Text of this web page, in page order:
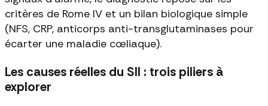
critères de Rome IV et un bilan biologique simple
(NFS, CRP, anticorps anti-transglutaminases pour
écarter une maladie cœliaque).
Les causes réelles du SII : trois piliers à
explorer